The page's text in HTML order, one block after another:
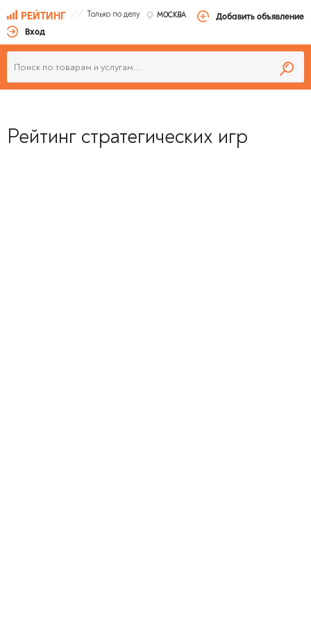
РЕЙТИНГ Только по делу МОСКВА
Добавить объявление
Вход
Рейтинг стратегических игр